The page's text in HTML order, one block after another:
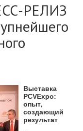
РЕЛИЗ
Выставка
PCVExpo:
опыт,
создающий
результат